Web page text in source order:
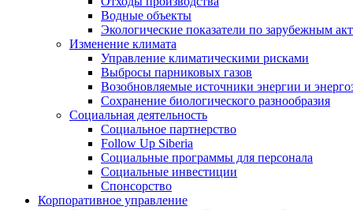
Водные объекты
Экологические показатели по зарубежным
Изменение климата
Управление климатическими рисками
Выбросы парниковых газов
Возобновляемые источники энергии и
Сохранение биологического разнообразия
Социальная деятельность
Социальное партнерство
Follow Up Siberia
Социальные программы для персонала
Социальные инвестиции
Спонсорство
Корпоративное управление